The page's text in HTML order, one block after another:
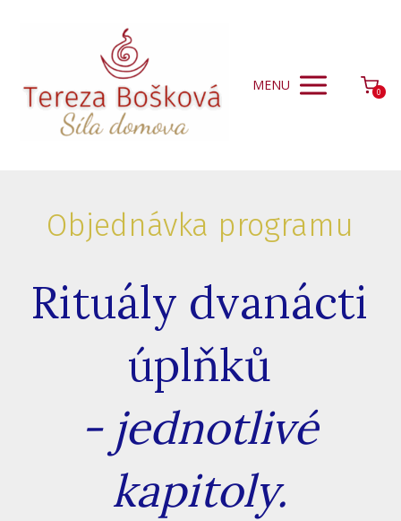
MENU 0
Objednávka programu
Rituály dvanácti
úplňků
- jednotlivé
kapitoly.